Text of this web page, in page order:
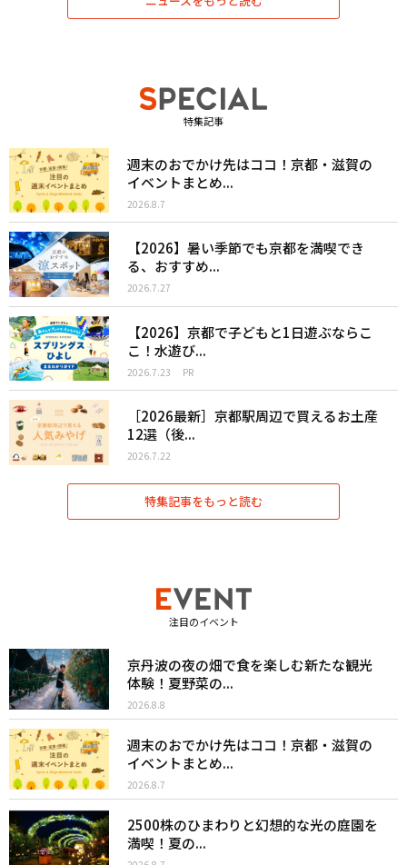
特集記事
週末のおでかけ先はココ！京都・滋賀の
イベントまとめ...
2026.8.7
【2026】暑い季節でも京都を満喫でき
る、おすすめ...
2026.7.27
【2026】京都で子どもと1日遊ぶならこ
こ！水遊び...
2026.7.23 PR
［2026最新］京都駅周辺で買えるお土産
12選（後...
2026.7.22
特集記事をもっと読む
注目のイベント
京丹波の夜の畑で食を楽しむ新たな観光
体験！夏野菜の...
2026.8.8
週末のおでかけ先はココ！京都・滋賀の
イベントまとめ...
2026.8.7
2500株のひまわりと幻想的な光の庭園を
満喫！夏の...